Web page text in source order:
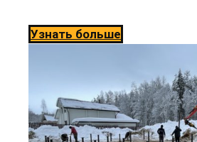
Узнать больше